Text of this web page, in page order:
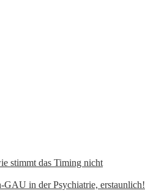
stimmt das Timing nicht
GAU in der Psychiatrie, erstaunlich!